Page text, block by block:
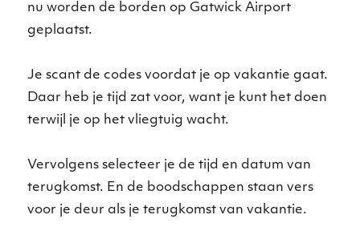
nu worden de borden op Gatwick Airport
geplaatst.
Je scant de codes voordat je op vakantie gaat.
Daar heb je tijd zat voor, want je kunt het doen
terwijl je op het vliegtuig wacht.
Vervolgens selecteer je de tijd en datum van
terugkomst. En de boodschappen staan vers
voor je deur als je terugkomst van vakantie.